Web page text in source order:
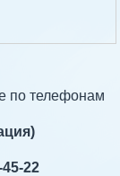
по телефонам
22